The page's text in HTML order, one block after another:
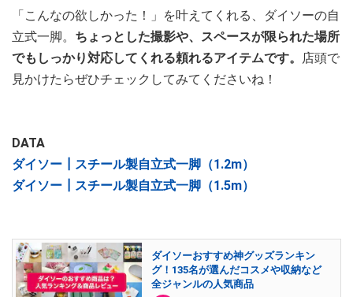
「こんなの欲しかった！」を叶えてくれる、ダイソーの自
立式一脚。 ちょっとした撮影や、スペースが限られた場所
でもしっかり対応してくれる頼れるアイテムです。
店頭で
見かけたらぜひチェックしてみてくださいね！
DATA
ダイソー┃スチール製自立式一脚（1.2m）
ダイソー┃スチール製自立式一脚（1.5m）
ダイソーおすすめ神グッズランキン
グ！135名が選んだコスメや収納など
全ジャンルの人気商品